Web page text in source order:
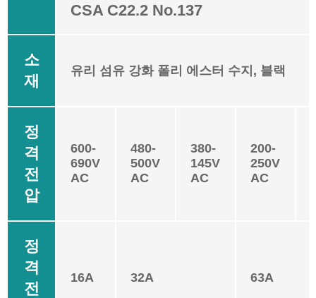
CSA C22.2 No.137
소
재
유리 섬유 강화 폴리 에스터 수지, 블랙
정
격
전
압
600-
690V
AC
480-
500V
AC
380-
145V
AC
200-
250V
AC
정
격
전
16A 32A 63A